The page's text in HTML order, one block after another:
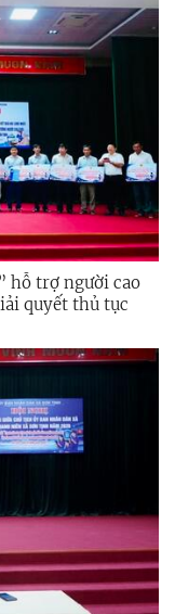
hỗ trợ người cao
quyết thủ tục